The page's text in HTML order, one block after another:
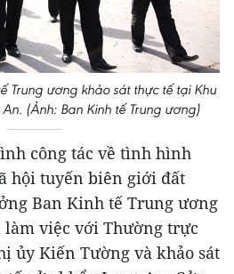
Trung ương khảo sát thực tế tại Khu
(Ảnh: Ban Kinh tế Trung ương)
công tác về tình hình
hội tuyến biên giới đất
Ban Kinh tế Trung ương
việc với Thường trực
ủy Kiến Tường và khảo sát